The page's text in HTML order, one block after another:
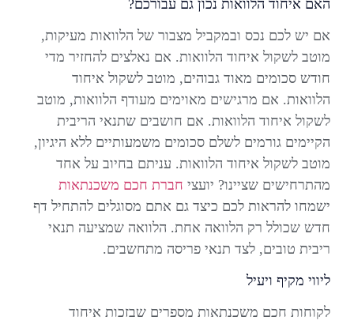
האם איחוד הלוואות נכון גם עבורכם?
אם יש לכם נכס ובמקביל מצבור של הלוואות מעיקות,
מוטב לשקול איחוד הלוואות. אם נאלצים להחזיר מדי
חודש סכומים מאוד גבוהים, מוטב לשקול איחוד
הלוואות. אם מרגישים מאוימים מעודף הלוואות, מוטב
לשקול איחוד הלוואות. אם חושבים שתנאי הריבית
הקיימים גורמים לשלם סכומים משמעותיים ללא היגיון,
מוטב לשקול איחוד הלוואות. עניתם בחיוב על אחד
מהתרחישים שציינו? יועצי חברת חכם משכנתאות
ישמחו להראות לכם כיצד גם אתם מסוגלים להתחיל דף
חדש שכולל רק הלוואה אחת. הלוואה שמציעה תנאי
ריבית טובים, לצד תנאי פריסה מתחשבים.
ליווי מקיף ויעיל
לקוחות חכם משכנתאות מספרים שבזכות איחוד